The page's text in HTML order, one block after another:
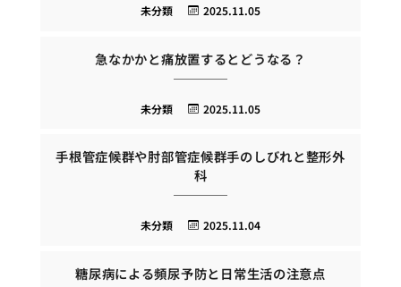
2025.11.05
未分類
急なかかと痛放置するとどうなる？
2025.11.05
未分類
手根管症候群や肘部管症候群手のしびれと整形外
科
2025.11.04
未分類
糖尿病による頻尿予防と日常生活の注意点